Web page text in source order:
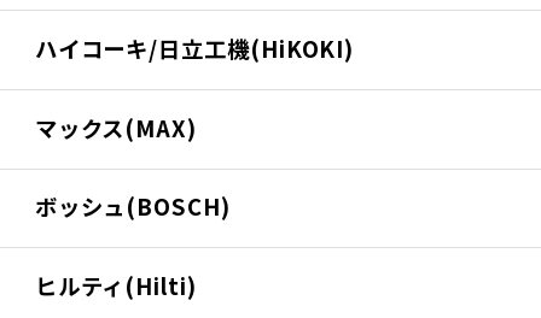
ハイコーキ/日立工機(HiKOKI)
マックス(MAX)
ボッシュ(BOSCH)
ヒルティ(Hilti)